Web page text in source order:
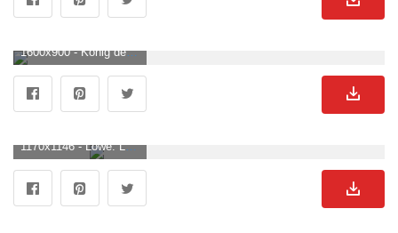
1600x900 - König der Löwen: Kann es wirklich Liebe sein?. Löwen Hintergrundbild für Computer.
1170x1146 - Löwe. Löwen Bild.